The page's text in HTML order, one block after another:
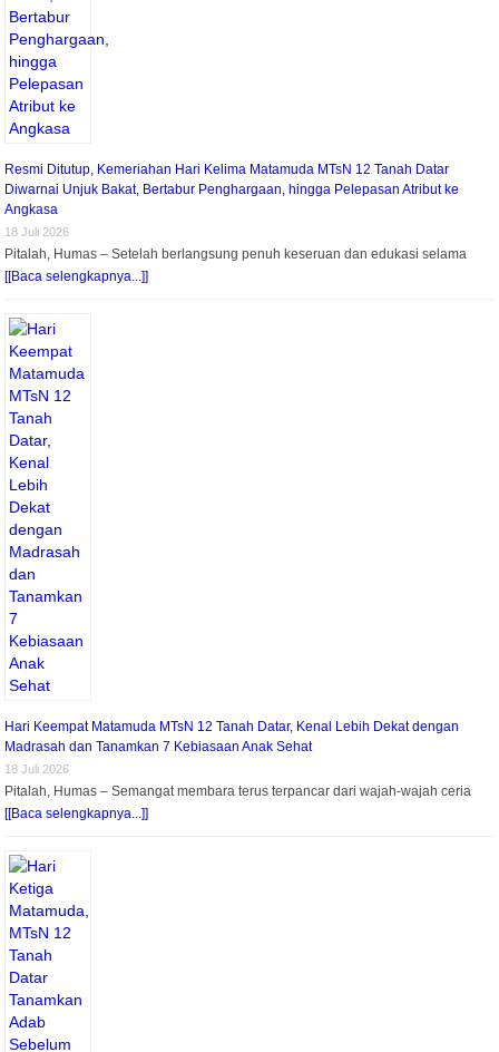
Resmi Ditutup, Kemeriahan Hari Kelima Matamuda MTsN 12 Tanah Datar
Diwarnai Unjuk Bakat, Bertabur Penghargaan, hingga Pelepasan Atribut ke
Angkasa
18 Juli 2026
Pitalah, Humas – Setelah berlangsung penuh keseruan dan edukasi selama
[[Baca selengkapnya...]]
Hari Keempat Matamuda MTsN 12 Tanah Datar, Kenal Lebih Dekat dengan
Madrasah dan Tanamkan 7 Kebiasaan Anak Sehat
18 Juli 2026
Pitalah, Humas – Semangat membara terus terpancar dari wajah-wajah ceria
[[Baca selengkapnya...]]